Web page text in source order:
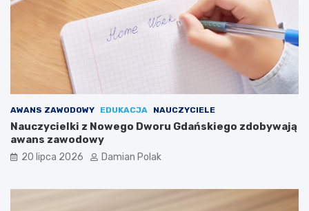
AWANS ZAWODOWY EDUKACJA NAUCZYCIELE
Nauczycielki z Nowego Dworu Gdańskiego zdobywają
awans zawodowy
20 lipca 2026 Damian Polak